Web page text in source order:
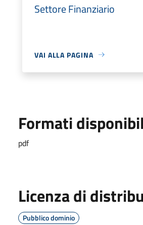
Settore Finanziario
VAI ALLA PAGINA
Formati
pdf
Licenza di
Pubblico dominio